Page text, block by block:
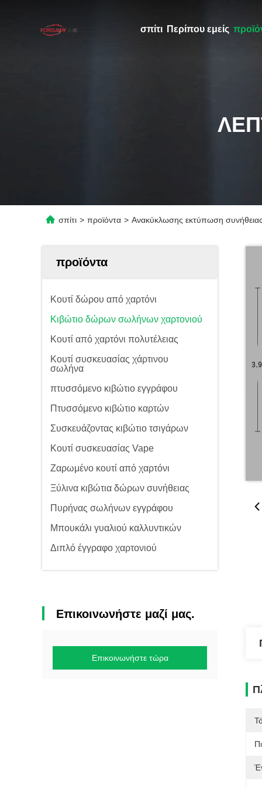
σπίτι Περίπου εμείς
σπίτι > προϊόντα > Ανακύκλωσης εκτύπωση
προϊόντα
Κουτί δώρου από χαρτόνι
Κιβώτιο δώρων σωλήνων χαρτονιού
Κουτί από χαρτόνι πολυτέλειας
Κουτί συσκευασίας χάρτινου
σωλήνα
πτυσσόμενο κιβώτιο εγγράφου
Πτυσσόμενο κιβώτιο καρτών
Συσκευάζοντας κιβώτιο τσιγάρων
Κουτί συσκευασίας Vape
Ζαρωμένο κουτί από χαρτόνι
Ξύλινα κιβώτια δώρων συνήθειας
Πυρήνας σωλήνων εγγράφου
Μπουκάλι γυαλιού καλλυντικών
Διπλό έγγραφο χαρτονιού
Επικοινωνήστε μαζί μας.
Επικοινωνήστε τώρα